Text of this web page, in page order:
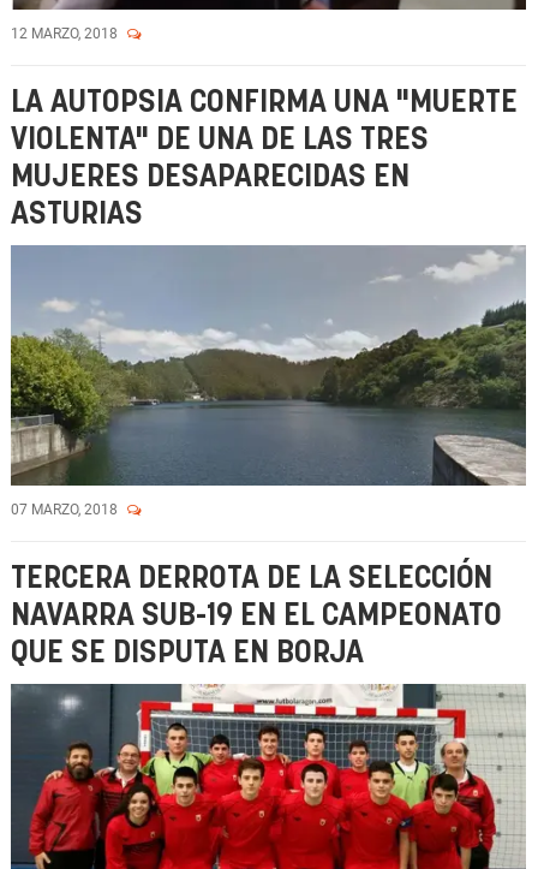
12 MARZO, 2018
LA AUTOPSIA CONFIRMA UNA "MUERTE
VIOLENTA" DE UNA DE LAS TRES
MUJERES DESAPARECIDAS EN
ASTURIAS
07 MARZO, 2018
TERCERA DERROTA DE LA SELECCIÓN
NAVARRA SUB-19 EN EL CAMPEONATO
QUE SE DISPUTA EN BORJA